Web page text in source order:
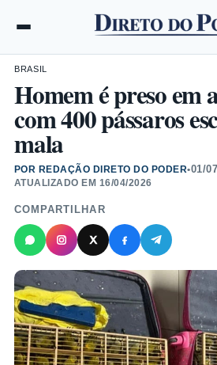
BRASIL
Homem é preso em
com 400 pássaros
mala
POR REDAÇÃO DIRETO DO PODER•01/
ATUALIZADO EM 16/04/2026
COMPARTILHAR